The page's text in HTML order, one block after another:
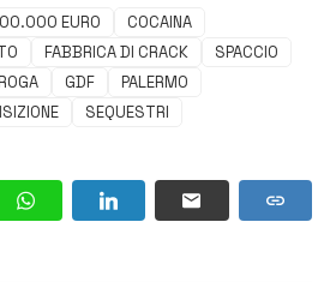
EURO
COCAINA
FABBRICA DI CRACK
SPACCIO
GDF
PALERMO
SEQUESTRI